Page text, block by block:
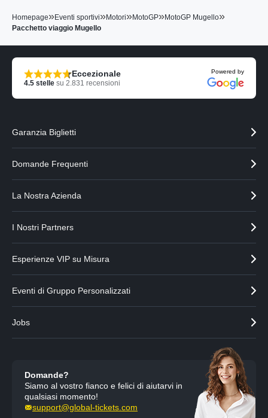
Homepage»Eventi sportivi»Motori»MotoGP»MotoGP Mugello»
Pacchetto viaggio Mugello
Eccezionale
4.5 stelle su 2.831 recensioni
Powered by
Garanzia Biglietti
Domande Frequenti
La Nostra Azienda
I Nostri Partners
Esperienze VIP su Misura
Eventi di Gruppo Personalizzati
Jobs
Domande?
Siamo al vostro fianco e felici di aiutarvi in
qualsiasi momento!
support@global-tickets.com